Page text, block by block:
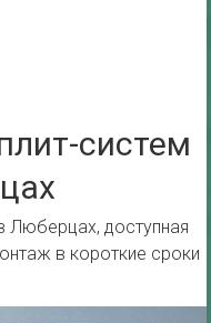
систем
Люберцах, доступная
в короткие сроки